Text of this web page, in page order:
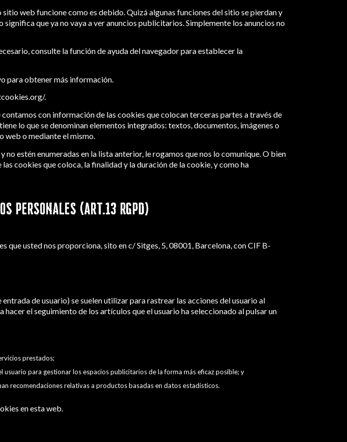
web funcione como es debido. Quizá algunas funciones del sitio se pierdan y
que ya no vaya a ver anuncios publicitarios. Simplemente los anuncios no
consulte la función de ayuda del navegador para establecer la
para obtener más información.
.
con información de las cookies que colocan terceras partes a través de
lo que se denominan elementos integrados: textos, documentos, imágenes o
web o mediante el mismo.
estén enumeradas en la lista anterior, le rogamos que nos lo comunique. O bien
cookies que coloca, la finalidad y la duración de la cookie, y como ha
PERSONALES (ART.13 RGPD)
que usted nos proporciona, sito en c/ Sitges, 5, 08001, Barcelona, con CIF B-
de usuario) se suelen utilizar para rastrear las acciones del usuario al
el seguimiento de los artículos que el usuario ha seleccionado al pulsar un
prestados;
para gestionar los espacios publicitarios de la forma más eficaz posible; y
recomendaciones relativas a productos basadas en datos estadísticos.
en esta web.